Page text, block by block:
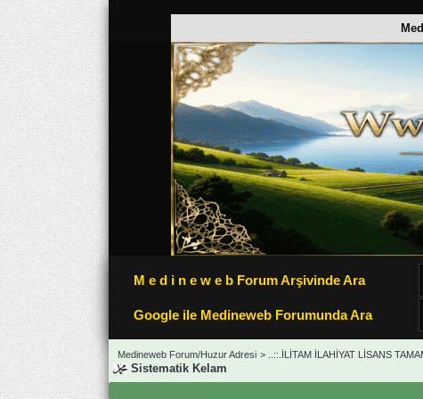
M e d i n e w e b Forum Arşivinde Ara
Google ile Medineweb Forumunda Ara
Medineweb Forum/Huzur Adresi > ..::.İLİTAM İLAHİYAT LİSANS
Sistematik Kelam